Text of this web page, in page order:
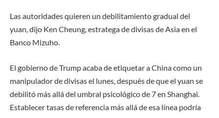
Las autoridades quieren un debilitamiento gradual del
yuan, dijo Ken Cheung, estratega de divisas de Asia en el
Banco Mizuho.
El gobierno de Trump acaba de etiquetar a China como un
manipulador de divisas el lunes, después de que el yuan se
debilitó más allá del umbral psicológico de 7 en Shanghai.
Establecer tasas de referencia más allá de esa línea podría